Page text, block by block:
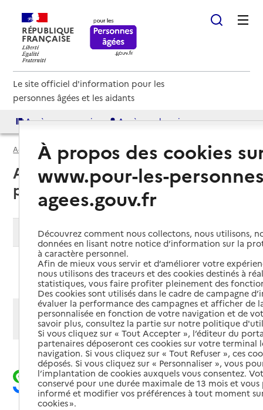
RÉPUBLIQUE
FRANÇAISE
Le site officiel d'information pour les
personnes âgées et les aidants
Accès aux annuaires Accès par besoin
Accueil Espace annuaire Soins palliatifs
Annuaire des services de soins
palliatifs
Modifier ma recherche
Ajouter cette recherche aux favoris
Afficher les résultats par:
Mode liste
Mode carte
À propos des cookies
www.pour-les-
agees.gouv.fr
Découvrez comment nous collectons, nous utilisons,
données en lisant notre notice d’information sur la
à caractère personnel.
Afin de mieux vous servir et d’améliorer votre
nous utilisons des traceurs et des cookies destinés à
statistiques, vous faire profiter pleinement des
Des cookies sont utilisés dans le cadre de campagne
évaluer la performance des campagnes et afficher de
personnalisée en fonction de votre navigation et de
savoir plus, consultez la partie sur notre politique
Si vous cliquez sur « Tout Accepter », l’éditeur du
partenaires déposeront ces cookies sur votre terminal
navigation. Si vous cliquez sur « Tout Refuser », ces
déposés. Si vous cliquez sur « Personnaliser », vous
l’implantation de cookies auxquels vous consentez.
conservé pour une durée maximale de 13 mois et
informé et modifier vos préférences à tout moment
cookies ».